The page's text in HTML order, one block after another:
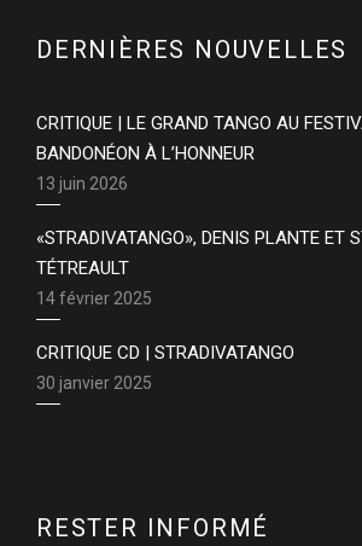
DERNIÈRES NOUVELLES
CRITIQUE | LE GRAND TANGO AU
BANDONÉON À L’HONNEUR
13 juin 2026
«STRADIVATANGO», DENIS PLANTE ET
TÉTREAULT
14 février 2025
CRITIQUE CD | STRADIVATANGO
30 janvier 2025
RESTER INFORMÉ